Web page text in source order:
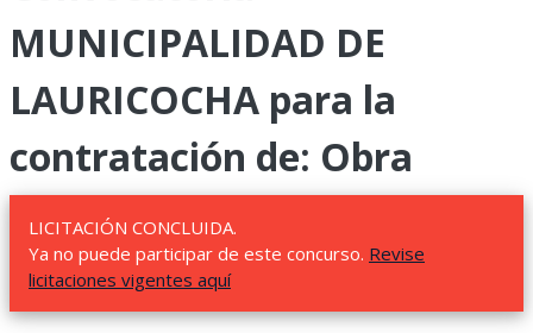
MUNICIPALIDAD DE
LAURICOCHA para la
contratación de: Obra
LICITACIÓN CONCLUIDA.
Ya no puede participar de este concurso. Revise
licitaciones vigentes aquí